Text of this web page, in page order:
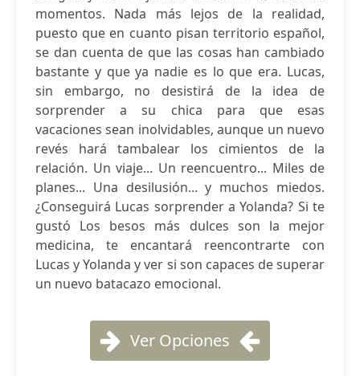
momentos. Nada más lejos de la realidad,
puesto que en cuanto pisan territorio español,
se dan cuenta de que las cosas han cambiado
bastante y que ya nadie es lo que era. Lucas,
sin embargo, no desistirá de la idea de
sorprender a su chica para que esas
vacaciones sean inolvidables, aunque un nuevo
revés hará tambalear los cimientos de la
relación. Un viaje... Un reencuentro... Miles de
planes... Una desilusión... y muchos miedos.
¿Conseguirá Lucas sorprender a Yolanda? Si te
gustó Los besos más dulces son la mejor
medicina, te encantará reencontrarte con
Lucas y Yolanda y ver si son capaces de superar
un nuevo batacazo emocional.
Ver Opciones